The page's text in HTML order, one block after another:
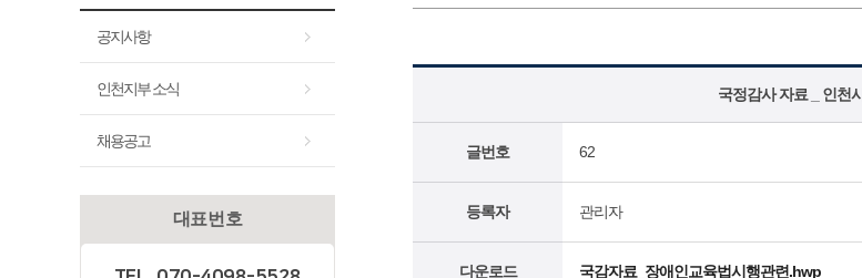
공지사항
인천지부 소식
채용공고
대표번호
국정감사 자료 _ 인천
글번호 62
등록자 관리자
다운로드 국감자료_장애인교육법시행관련.hwp